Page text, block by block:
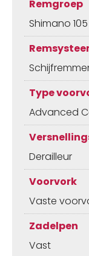
Remgroep
Shimano 105
Type
Advanced
Derailleur
Voorvork
Vaste
Zadelpen
Vast